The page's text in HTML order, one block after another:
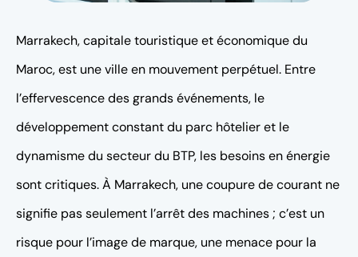
Marrakech, capitale touristique et économique du
Maroc, est une ville en mouvement perpétuel. Entre
l’effervescence des grands événements, le
développement constant du parc hôtelier et le
dynamisme du secteur du BTP, les besoins en énergie
sont critiques. À Marrakech, une coupure de courant ne
signifie pas seulement l’arrêt des machines ; c’est un
risque pour l’image de marque, une menace pour la